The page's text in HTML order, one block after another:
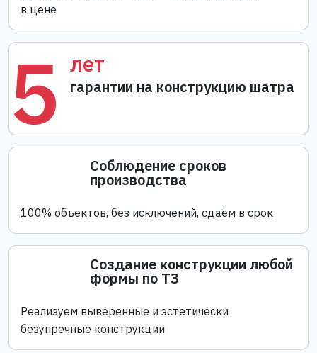
в цене
5 лет
гарантии на конструкцию шатра
Соблюдение сроков
производства
100% объектов, без исключений, сдаём в срок
Создание конструкции любой
формы по ТЗ
Реализуем выверенные и эстетически
безупречные конструкции